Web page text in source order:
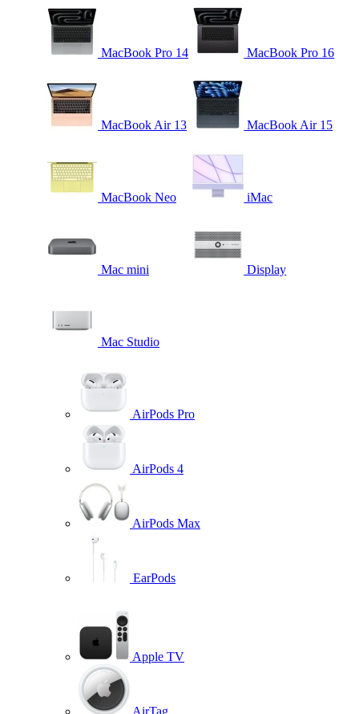
MacBook Pro 14 MacBook Pro 16
MacBook Air 13 MacBook Air 15
MacBook Neo iMac
Mac mini Display
Mac Studio
AirPods Pro
AirPods 4
AirPods Max
EarPods
Apple TV